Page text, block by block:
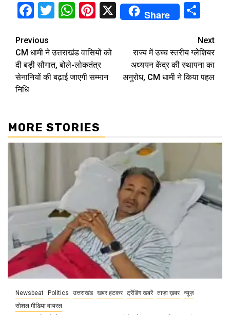
Facebook
Twitter
WhatsApp
Pinterest
X Share
Continue
Reading
Previous
CM धामी ने उत्तराखंड वासियों को
दी बड़ी सौगात, बोले-लोकतंत्र
सेनानियों की बढ़ाई जाएगी सम्मान
निधि
Next
राज्य में उच्च स्तरीय ग्लेशियर
अध्ययन केंद्र की स्थापना का
अनुरोध, CM धामी ने किया पहल
MORE STORIES
Newsbeat Politics उत्तराखंड खबर हटकर ट्रेंडिंग खबरें ताज़ा ख़बर न्यूज़
सोशल मीडिया वायरल